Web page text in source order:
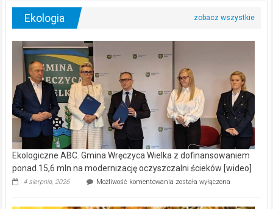
Ekologia
Ekologiczne ABC. Gmina Wręczyca Wielka z dofinansowaniem
ponad 15,6 mln na modernizację oczyszczalni ścieków [wideo]
4 sierpnia, 2026 Możliwość komentowania Ekologiczne
została wyłączona